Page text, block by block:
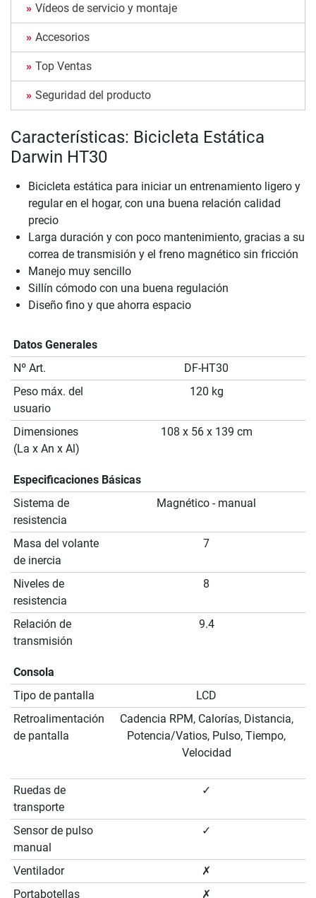
Vídeos de servicio y montaje
Accesorios
Top Ventas
Seguridad del producto
Características: Bicicleta Estática
Darwin HT30
Bicicleta estática para iniciar un entrenamiento ligero y
regular en el hogar, con una buena relación calidad
precio
Larga duración y con poco mantenimiento, gracias a su
correa de transmisión y el freno magnético sin fricción
Manejo muy sencillo
Sillín cómodo con una buena regulación
Diseño fino y que ahorra espacio
Datos Generales
Nº Art.
DF-HT30
Peso máx. del
usuario
120 kg
Dimensiones
(La x An x Al)
108 x 56 x 139 cm
Especificaciones Básicas
Sistema de
resistencia
Magnético - manual
Masa del volante
de inercia
7
Niveles de
resistencia
8
Relación de
transmisión
9.4
Consola
Tipo de pantalla
LCD
Retroalimentación
de pantalla
Cadencia RPM, Calorías, Distancia,
Potencia/Vatios, Pulso, Tiempo,
Velocidad
Ruedas de
transporte
✓
Sensor de pulso
manual
✓
Ventilador
✗
Portabotellas
✗